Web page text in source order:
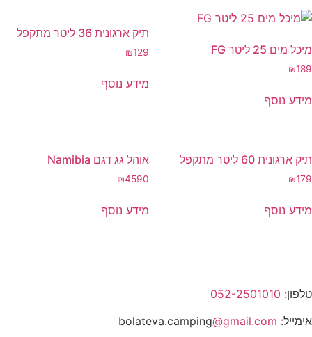
מיכל מים 25 ליטר FG
₪189
מידע נוסף
תיק ארגונית 36 ליטר מתקפל
₪129
מידע נוסף
תיק ארגונית 60 ליטר מתקפל
₪179
מידע נוסף
אוהל גג דגם Namibia
₪4590
מידע נוסף
טלפון: 052-2501010
אימייל: bolateva.camping @gmail.com